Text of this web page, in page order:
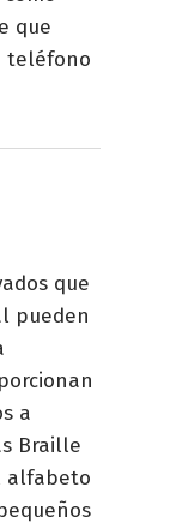
que
teléfono
que
pueden
a
Braille
alfabeto